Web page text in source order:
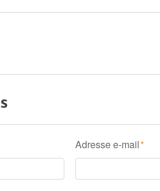
Adresse e-mail *